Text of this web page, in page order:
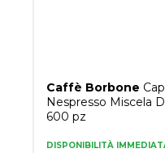
Caffè Borbone
Nespresso Miscela
600 pz
DISPONIBILITÀ